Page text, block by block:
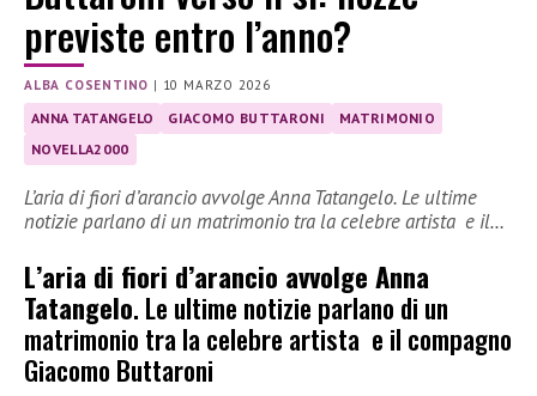
previste entro l’anno?
ALBA COSENTINO | 10 MARZO 2026
ANNA TATANGELO GIACOMO BUTTARONI
MATRIMONIO
NOVELLA2000
L’aria di fiori d’arancio avvolge Anna Tatangelo. Le ultime
notizie parlano di un matrimonio tra la celebre artista e il…
L’aria di fiori d’arancio avvolge Anna
Tatangelo. Le ultime notizie parlano di un
matrimonio tra la celebre artista e il compagno
Giacomo Buttaroni